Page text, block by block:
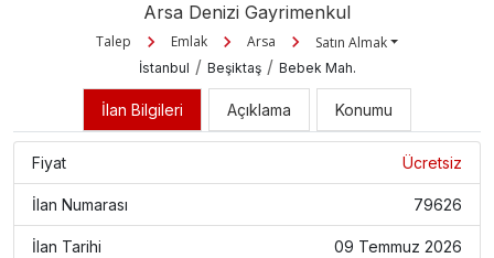
Arsa Denizi Gayrimenkul
Talep Emlak Arsa Satın Almak
İstanbul / Beşiktaş/ Bebek Mah.
İlan Bilgileri Açıklama Konumu
Fiyat Ücretsiz
İlan Numarası 79626
İlan Tarihi 09 Temmuz 2026